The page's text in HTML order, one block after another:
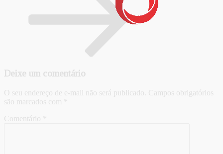
Deixe um comentário
O seu endereço de e-mail não será publicado. Campos obrigatórios
são marcados com
Comentário